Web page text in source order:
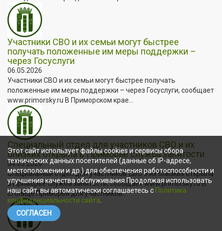
Участники СВО и их семьи могут быстрее
получать положенные им меры поддержки –
через Госуслуги
06.05.2026
Участники СВО и их семьи могут быстрее получать
положенные им меры поддержки – через Госуслуги, сообщает
www.primorsky.ru В Приморском крае...
Специальный отдел для участников СВО и их
близких открыла в Приморье служба занятости
04.05.2026
Специальный отдел для участников СВО и их близких открыла
в Приморье служба занятости, сообщает www.primorsky.ru В
столице Приморья для участников...
Этот сайт использует файлы cookies и сервисы сбора
технических данных посетителей (данные об IP-адресе,
местоположении и др.) для обеспечения работоспособности и
улучшения качества обслуживания.Продолжая использовать
наш сайт, вы автоматически соглашаетесь с Политика
конфиденциальности сайта
СОГЛАСЕН